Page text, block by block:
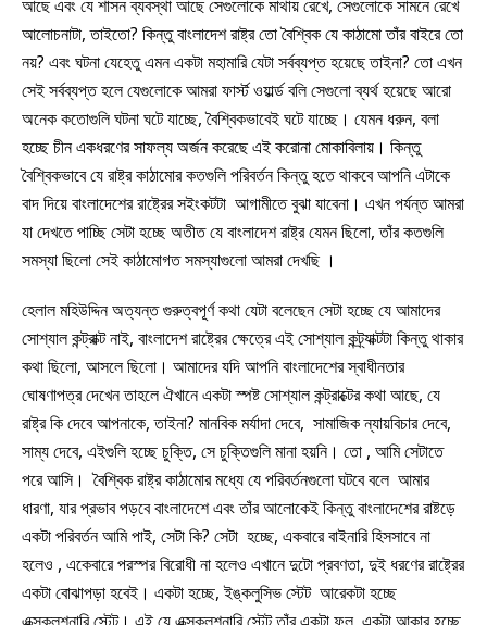
আছে এবং যে শাসন ব্যবস্থা আছে সেগুলোকে মাথায় রেখে, সেগুলোকে সামনে রেখে
আলোচনাটা, তাইতো? কিন্তু বাংলাদেশ রাষ্ট্র তো বৈশ্বিক যে কাঠামো তাঁর বাইরে তো
নয়? এবং ঘটনা যেহেতু এমন একটা মহামারি যেটা সর্বব্যপ্ত হয়েছে তাইনা? তো এখন
সেই সর্বব্যপ্ত হলে যেগুলোকে আমরা ফার্স্ট ওয়ার্ল্ড বলি সেগুলো ব্যর্থ হয়েছে আরো
অনেক কতোগুলি ঘটনা ঘটে যাচ্ছে, বৈশ্বিকভাবেই ঘটে যাচ্ছে। যেমন ধরুন, বলা
হচ্ছে চীন একধরণের সাফল্য অর্জন করেছে এই করোনা মোকাবিলায়। কিন্তু
বৈশ্বিকভাবে যে রাষ্ট্র কাঠামোর কতগুলি পরিবর্তন কিন্তু হতে থাকবে আপনি এটাকে
বাদ দিয়ে বাংলাদেশের রাষ্ট্রের সইংকটটা আগামীতে বুঝা যাবেনা। এখন পর্যন্ত আমরা
যা দেখতে পাচ্ছি সেটা হচ্ছে অতীত যে বাংলাদেশ রাষ্ট্র যেমন ছিলো, তাঁর কতগুলি
সমস্যা ছিলো সেই কাঠামোগত সমস্যাগুলো আমরা দেখছি ।
হেলাল মহিউদ্দিন অত্যন্ত গুরুত্বপূর্ণ কথা যেটা বলেছেন সেটা হচ্ছে যে আমাদের
সোশ্যাল কন্ট্রাক্ট নাই, বাংলাদেশ রাষ্ট্রের ক্ষেত্রে এই সোশ্যাল কন্ট্র্যাক্টটা কিন্তু থাকার
কথা ছিলো, আসলে ছিলো। আমাদের যদি আপনি বাংলাদেশের স্বাধীনতার
ঘোষণাপত্র দেখেন তাহলে ঐখানে একটা স্পষ্ট সোশ্যাল কন্ট্রাক্টের কথা আছে, যে
রাষ্ট্র কি দেবে আপনাকে, তাইনা? মানবিক মর্যাদা দেবে, সামাজিক ন্যায়বিচার দেবে,
সাম্য দেবে, এইগুলি হচ্ছে চুক্তি, সে চুক্তিগুলি মানা হয়নি। তো , আমি সেটাতে
পরে আসি। বৈশ্বিক রাষ্ট্র কাঠামোর মধ্যে যে পরিবর্তনগুলো ঘটবে বলে আমার
ধারণা, যার প্রভাব পড়বে বাংলাদেশে এবং তাঁর আলোকেই কিন্তু বাংলাদেশের রাষ্টড়ে
একটা পরিবর্তন আমি পাই, সেটা কি? সেটা হচ্ছে, একবারে বাইনারি হিসসাবে না
হলেও , একেবারে পরস্পর বিরোধী না হলেও এখানে দুটো প্রবণতা, দুই ধরণের রাষ্ট্রের
একটা বোঝাপড়া হবেই। একটা হচ্ছে, ইঙ্কলুসিভ স্টেট আরেকটা হচ্ছে
এক্সক্লুশনারি স্টেট। এই যে এক্সক্লুশনারি স্টেট তাঁর একটা ফল, একটা আকার হচ্ছে